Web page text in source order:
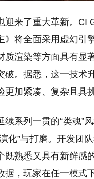
迎来了重大革新。CI
》将全面采用虚幻引
质渲染等方面具有显
破。据悉，这一技术
加紧凑、复杂且具
续系列一贯的“类魂”
化”与打磨。开发团
既熟悉又具有新鲜感
据，玩家在任一模式